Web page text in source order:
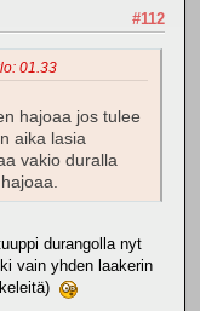
#112
01.33
hajoaa jos tulee
aika lasia
vakio duralla
durangolla nyt
vain yhden laakerin